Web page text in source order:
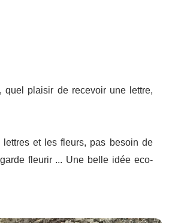
quel plaisir de recevoir une lettre,
lettres et les fleurs, pas besoin de
fleurir ... Une belle idée eco-